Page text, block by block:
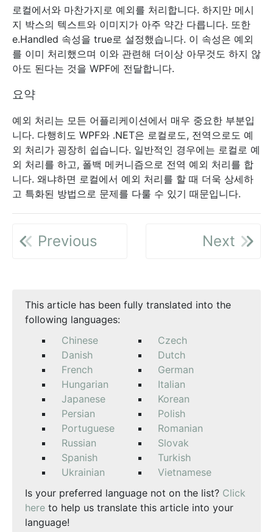
로컬에서와 마찬가지로 예외를 처리합니다. 하지만 메시
지 박스의 텍스트와 이미지가 아주 약간 다릅니다. 또한
e.Handled 속성을 true로 설정했습니다. 이 속성은 예외
를 이미 처리했으며 이와 관련해 더이상 아무것도 하지 않
아도 된다는 것을 WPF에 전달합니다.
요약
예외 처리는 모든 어플리케이션에서 매우 중요한 부분입
니다. 다행히도 WPF와 .NET은 로컬로도, 전역으로도 예
외 처리가 굉장히 쉽습니다. 일반적인 경우에는 로컬로 예
외 처리를 하고, 폴백 메커니즘으로 전역 예외 처리를 합
니다. 왜냐하면 로컬에서 예외 처리를 할 때 더욱 상세하
고 특화된 방법으로 문제를 다룰 수 있기 때문입니다.
Previous Next
This article has been fully translated into the
following languages:
Chinese
Czech
Danish
Dutch
French
German
Hungarian
Italian
Japanese
Korean
Persian
Polish
Portuguese
Romanian
Russian
Slovak
Spanish
Turkish
Ukrainian
Vietnamese
Is your preferred language not on the list? Click
here to help us translate this article into your
language!